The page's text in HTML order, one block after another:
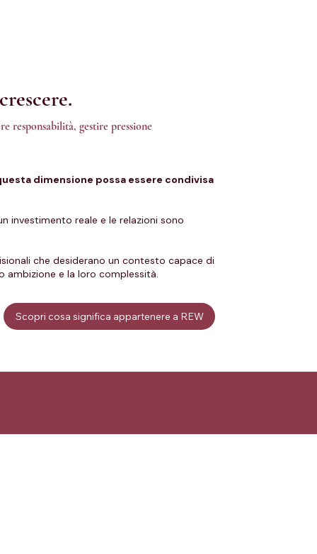
responsabilità, gestire pressione
dimensione possa essere condivisa
investimento reale e le relazioni sono
che desiderano un contesto capace di
ambizione e la loro complessità.
Scopri cosa significa appartenere a REW